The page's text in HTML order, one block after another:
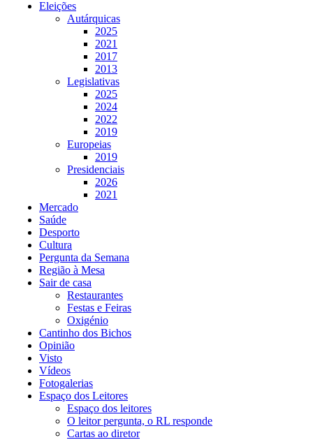
Eleições
Autárquicas
2025
2021
2017
2013
Legislativas
2025
2024
2022
2019
Europeias
2019
Presidenciais
2026
2021
Mercado
Saúde
Desporto
Cultura
Pergunta da Semana
Região à Mesa
Sair de casa
Restaurantes
Festas e Feiras
Oxigénio
Cantinho dos Bichos
Opinião
Visto
Vídeos
Fotogalerias
Espaço dos Leitores
Espaço dos leitores
O leitor pergunta, o RL responde
Cartas ao diretor